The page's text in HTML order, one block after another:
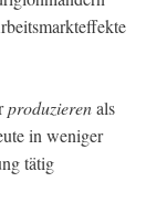
produzierenals
in weniger
tätig